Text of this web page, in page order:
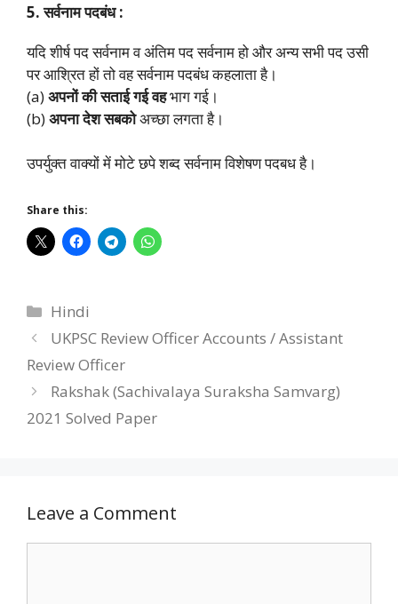
5. सर्वनाम पदबंध :
यदि शीर्ष पद सर्वनाम व अंतिम पद सर्वनाम हो और अन्य सभी पद उसी
पर आश्रित हों तो वह सर्वनाम पदबंध कहलाता है।
(a)अपनों की सताई गई वहभाग गई।
(b)अपना देश सबकोअच्छा लगता है।
उपर्युक्त वाक्यों में मोटे छपे शब्द सर्वनाम विशेषण पदबध है।
Share this:
Categories
Hindi
UKPSC Review Officer Accounts / Assistant
Review Officer
Rakshak (Sachivalaya Suraksha Samvarg)
2021 Solved Paper
Leave a Comment